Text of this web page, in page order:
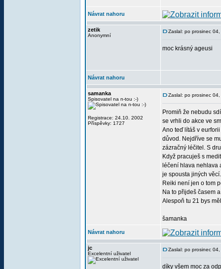
Návrat nahoru
zetik
Anonymní
Zaslal: po prosinec
moc krásný ageusi
Návrat nahoru
samanka
Spisovatel na n-tou :-)
Registrace: 24.10. 2002
Příspěvky: 1727
Zaslal: po prosinec
Promiň že nebudu
se vrhli do akce ve
Ano teď lítáš v
důvod. Nejdříve se
zázračný léčitel. S
Když pracuješ s
léčení hlava nehlava
je spousta jiných
Reiki není jen o tom
Na to přijdeš časem
Alespoň tu 21 bys
šamanka
Návrat nahoru
jc
Excelentní uživatel
Zaslal: po prosinec
díky všem moc za